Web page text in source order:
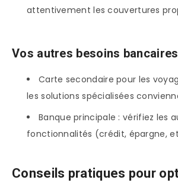
attentivement les couvertures
Vos autres besoins bancaires
Carte secondaire pour les
les solutions spécialisées
Banque principale : vérifiez les
fonctionnalités (crédit, épargne,
Conseils pratiques pour